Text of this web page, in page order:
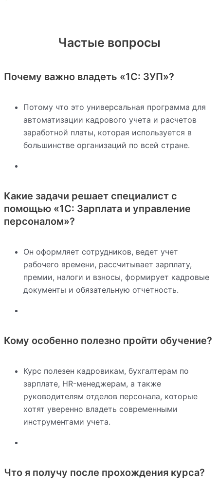
Частые вопросы
Почему важно владеть «1С: ЗУП»?
Потому что это универсальная программа для
автоматизации кадрового учета и расчетов
заработной платы, которая используется в
большинстве организаций по всей стране.
Какие задачи решает специалист с
помощью «1С: Зарплата и управление
персоналом»?
Он оформляет сотрудников, ведет учет
рабочего времени, рассчитывает зарплату,
премии, налоги и взносы, формирует кадровые
документы и обязательную отчетность.
Кому особенно полезно пройти обучение?
Курс полезен кадровикам, бухгалтерам по
зарплате, HR-менеджерам, а также
руководителям отделов персонала, которые
хотят уверенно владеть современными
инструментами учета.
Что я получу после прохождения курса?